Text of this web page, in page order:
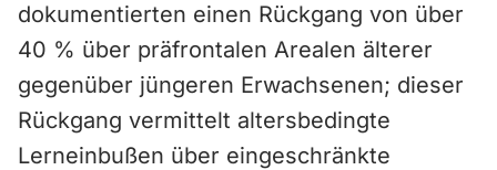
dokumentierten einen Rückgang von über
40 % über präfrontalen Arealen älterer
gegenüber jüngeren Erwachsenen; dieser
Rückgang vermittelt altersbedingte
Lerneinbußen über eingeschränkte